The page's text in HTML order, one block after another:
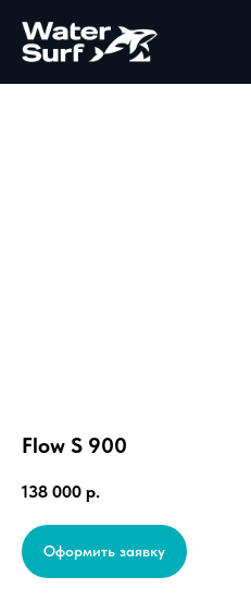
Flow S 900
138 000 р.
Оформить заявку